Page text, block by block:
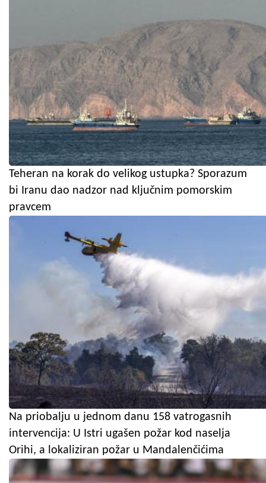
Teheran na korak do velikog ustupka? Sporazum
bi Iranu dao nadzor nad ključnim pomorskim
pravcem
Na priobalju u jednom danu 158 vatrogasnih
intervencija: U Istri ugašen požar kod naselja
Orihi, a lokaliziran požar u Mandalenčićima